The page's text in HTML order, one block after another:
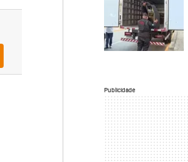
Publicidade